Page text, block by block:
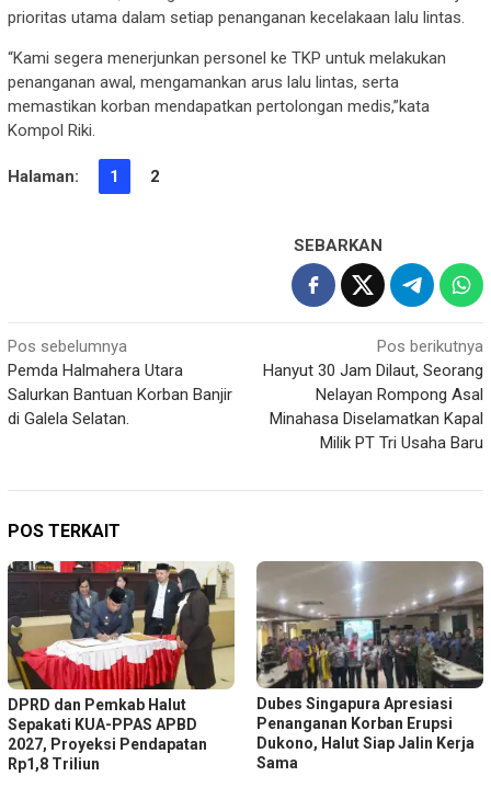
prioritas utama dalam setiap penanganan kecelakaan lalu lintas.
“Kami segera menerjunkan personel ke TKP untuk melakukan
penanganan awal, mengamankan arus lalu lintas, serta
memastikan korban mendapatkan pertolongan medis,”kata
Kompol Riki.
Halaman: 1 2
SEBARKAN
Navigasi
pos
Pos sebelumnya
Pemda Halmahera Utara
Salurkan Bantuan Korban Banjir
di Galela Selatan.
Pos berikutnya
Hanyut 30 Jam Dilaut, Seorang
Nelayan Rompong Asal
Minahasa Diselamatkan Kapal
Milik PT Tri Usaha Baru
POS TERKAIT
DPRD dan Pemkab Halut
Sepakati KUA-PPAS APBD
2027, Proyeksi Pendapatan
Rp1,8 Triliun
Dubes Singapura Apresiasi
Penanganan Korban Erupsi
Dukono, Halut Siap Jalin Kerja
Sama